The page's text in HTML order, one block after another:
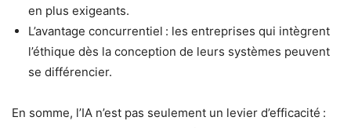
en plus exigeants.
L’avantage concurrentiel : les entreprises qui intègrent
l’éthique dès la conception de leurs systèmes peuvent
se différencier.
En somme, l’IA n’est pas seulement un levier d’efficacité :